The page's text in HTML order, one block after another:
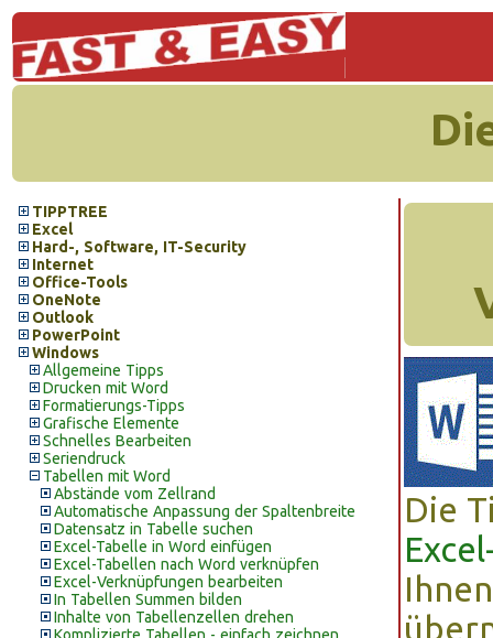
TIPPTREE
Excel
Hard-, Software, IT-Security
Internet
Office-Tools
OneNote
Outlook
PowerPoint
Windows
Allgemeine Tipps
Drucken mit Word
Formatierungs-Tipps
Grafische Elemente
Schnelles Bearbeiten
Seriendruck
Tabellen mit Word
Abstände vom Zellrand
Automatische Anpassung der Spaltenbreite
Datensatz in Tabelle suchen
Excel-Tabelle in Word einfügen
Excel-Tabellen nach Word verknüpfen
Excel-Verknüpfungen bearbeiten
In Tabellen Summen bilden
Inhalte von Tabellenzellen drehen
Die